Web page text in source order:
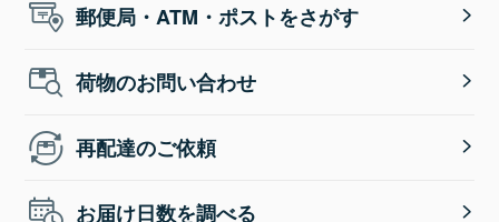
郵便局・ATM・ポストをさがす
荷物のお問い合わせ
再配達のご依頼
お届け日数を調べる